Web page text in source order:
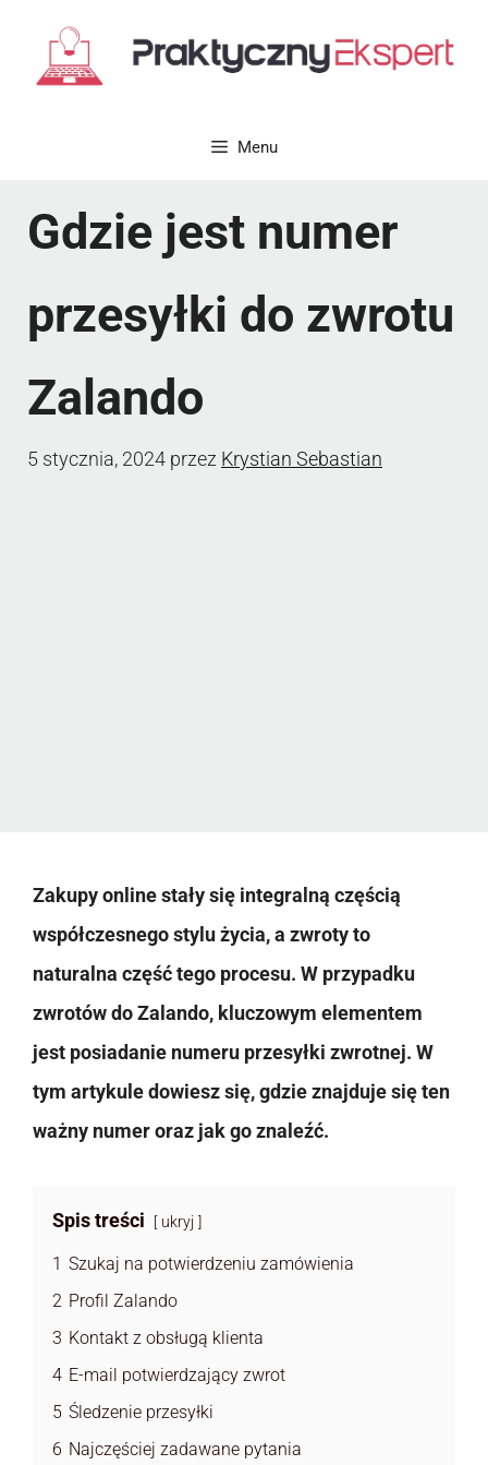
Menu
Gdzie jest numer
przesyłki do zwrotu
Zalando
5 stycznia, 2024 przez Krystian Sebastian
Zakupy online stały się integralną częścią
współczesnego stylu życia, a zwroty to
naturalna część tego procesu. W przypadku
zwrotów do Zalando, kluczowym elementem
jest posiadanie numeru przesyłki zwrotnej. W
tym artykule dowiesz się, gdzie znajduje się ten
ważny numer oraz jak go znaleźć.
Spis treści ukryj
1 Szukaj na potwierdzeniu zamówienia
2 Profil Zalando
3 Kontakt z obsługą klienta
4 E-mail potwierdzający zwrot
5 Śledzenie przesyłki
6 Najczęściej zadawane pytania